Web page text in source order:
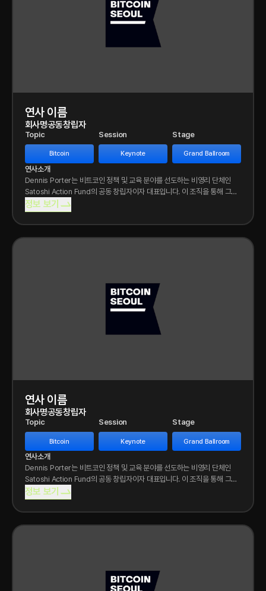
연사 이름
회사명공동창립자
Topic
Bitcoin
Session
Keynote
Stage
Grand Ballroom
연사소개
Dennis Porter는 비트코인 정책 및 교육 분야를 선도하는 비영리 단체인
Satoshi Action Fund의 공동 창립자이자 대표입니다. 이 조직을 통해 그는
미국 20개
정보 보기
연사 이름
회사명공동창립자
Topic
Bitcoin
Session
Keynote
Stage
Grand Ballroom
연사소개
Dennis Porter는 비트코인 정책 및 교육 분야를 선도하는 비영리 단체인
Satoshi Action Fund의 공동 창립자이자 대표입니다. 이 조직을 통해 그는
미국 20개
정보 보기